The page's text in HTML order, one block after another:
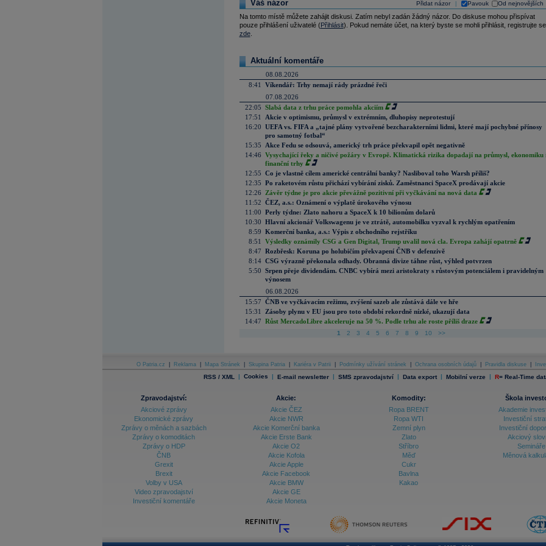
Přidat názor Pavouk Od nejnovějších
Váš názor
Na tomto místě můžete zahájit diskusi. Zatím nebyl zadán žádný názor. Do diskuse mohou přispívat
pouze přihlášení uživatelé (Přihlásit). Pokud nemáte účet, na který byste se mohli přihlásit, registrujte se
zde.
Aktuální komentáře
08.08.2026
8:41
Víkendář: Trhy nemají rády prázdné řeči
07.08.2026
22:05 Slabá data z trhu práce pomohla akciím
17:51
Akcie v optimismu, průmysl v extrémním, dluhopisy neprotestují
16:20 UEFA vs. FIFA a „tajné plány vytvořené bezcharakterními lidmi, které mají pochybné přínosy
pro samotný fotbal“
15:35
Akce Fedu se odsouvá, americký trh práce překvapil opět negativně
14:46 Vysychající řeky a ničivé požáry v Evropě. Klimatická rizika dopadají na průmysl, ekonomiku
finanční trhy
12:55 Co je vlastně cílem americké centrální banky? Nasliboval toho Warsh příliš?
12:35 Po raketovém růstu přichází vybírání zisků. Zaměstnanci SpaceX prodávají akcie
12:26
Závěr týdne je pro akcie převážně pozitivní při vyčkávání na nová data
11:52 ČEZ, a.s.: Oznámení o výplatě úrokového výnosu
11:00 Perly týdne: Zlato nahoru a SpaceX k 10 bilionům dolarů
10:30 Hlavní akcionář Volkswagenu je ve ztrátě, automobilku vyzval k rychlým opatřením
8:59 Komerční banka, a.s.: Výpis z obchodního rejstříku
8:51
Výsledky oznámily CSG a Gen Digital, Trump uvalil nová cla. Evropa zahájí opatrně
8:47 Rozbřesk: Koruna po holubičím překvapení ČNB v defenzivě
8:14 CSG výrazně překonala odhady. Obranná divize táhne růst, výhled potvrzen
5:50 Srpen přeje dividendám. CNBC vybírá mezi aristokraty s růstovým potenciálem i pravidelným
výnosem
06.08.2026
15:57 ČNB ve vyčkávacím režimu, zvýšení sazeb ale zůstává dále ve hře
15:31
Zásoby plynu v EU jsou pro toto období rekordně nízké, ukazují data
14:47 Růst MercadoLibre akceleruje na 50 %. Podle trhu ale roste příliš draze
1 2 3 4 5 6 7 8 9 10 >>
O Patria.cz Reklama Mapa Stránek Skupina Patria Kariéra v Patrii Podmínky užívání stránek Ochrana osobních údajů Pravidla diskuse
RSS / XML | Cookies | E-mail newsletter | SMS zpravodajství | Data export | Mobilní verze | R= Real-Time
Zpravodajství:
Akciové zprávy
Ekonomické zprávy
Zprávy o měnách a sazbách
Zprávy o komoditách
Zprávy o HDP
ČNB
Grexit
Brexit
Volby v USA
Video zpravodajství
Investiční komentáře
Akcie:
Akcie ČEZ
Akcie NWR
Akcie Komerční banka
Akcie Erste Bank
Akcie O2
Akcie Kofola
Akcie Apple
Akcie Facebook
Akcie BMW
Akcie GE
Akcie Moneta
Komodity:
Ropa BRENT
Ropa WTI
Zemní plyn
Zlato
Stříbro
Měď
Cukr
Bavlna
Kakao
Škola
Akademie
Investiční
Investiční
Akciový
Semináře
Měnová